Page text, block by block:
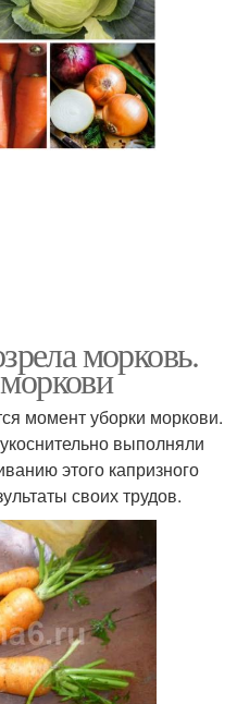
морковь.
момент уборки моркови.
выполняли
этого капризного
своих трудов.